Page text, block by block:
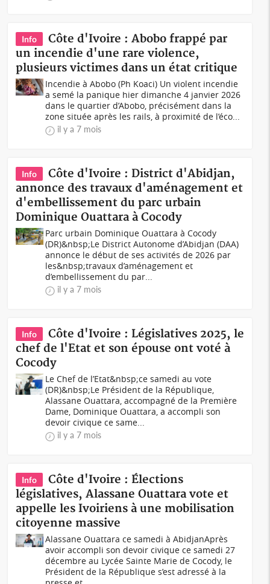
Info
Côte d'Ivoire : Abobo frappé par
un incendie d'une rare violence,
plusieurs victimes dans un état critique
Incendie à Abobo (Ph Koaci) Un violent incendie
a semé la panique hier dimanche 4 janvier 2026
dans le quartier d’Abobo, précisément dans la
zone située après les rails, à proximité de l’éco...
il y a 7 mois
Info
Côte d'Ivoire : District d'Abidjan,
annonce des travaux d'aménagement et
d'embellissement du parc urbain
Dominique Ouattara à Cocody
Parc urbain Dominique Ouattara à Cocody
(DR)&nbsp;Le District Autonome d’Abidjan (DAA)
annonce le début de ses activités de 2026 par
les&nbsp;travaux d’aménagement et
d’embellissement du par...
il y a 7 mois
Info
Côte d'Ivoire : Législatives 2025, le
chef de l'Etat et son épouse ont voté à
Cocody
Le Chef de l’Etat&nbsp;ce samedi au vote
(DR)&nbsp;Le Président de la République,
Alassane Ouattara, accompagné de la Première
Dame, Dominique Ouattara, a accompli son
devoir civique ce same...
il y a 7 mois
Info
Côte d'Ivoire : Élections
législatives, Alassane Ouattara vote et
appelle les Ivoiriens à une mobilisation
citoyenne massive
Alassane Ouattara ce samedi à AbidjanAprès
avoir accompli son devoir civique ce samedi 27
décembre au Lycée Sainte Marie de Cocody, le
Président de la République s’est adressé à la